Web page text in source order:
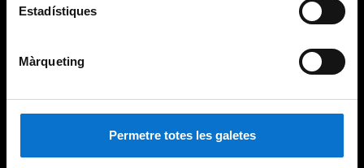
Estadístiques
Màrqueting
Permetre totes les galetes